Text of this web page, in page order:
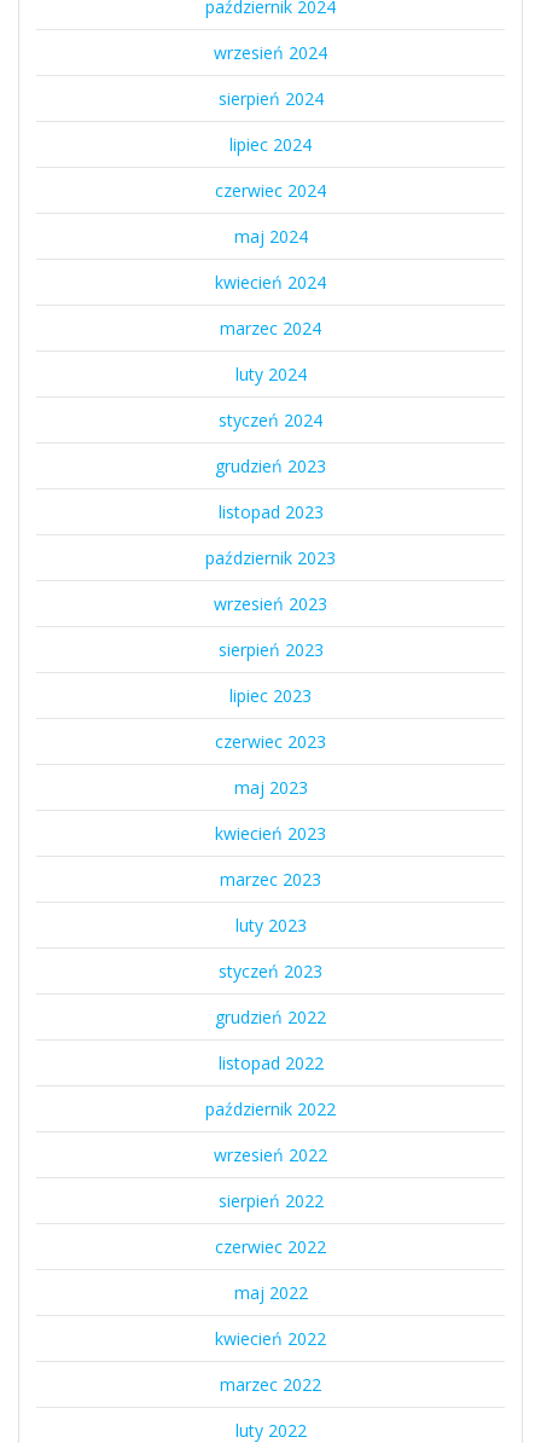
październik 2024
wrzesień 2024
sierpień 2024
lipiec 2024
czerwiec 2024
maj 2024
kwiecień 2024
marzec 2024
luty 2024
styczeń 2024
grudzień 2023
listopad 2023
październik 2023
wrzesień 2023
sierpień 2023
lipiec 2023
czerwiec 2023
maj 2023
kwiecień 2023
marzec 2023
luty 2023
styczeń 2023
grudzień 2022
listopad 2022
październik 2022
wrzesień 2022
sierpień 2022
czerwiec 2022
maj 2022
kwiecień 2022
marzec 2022
luty 2022